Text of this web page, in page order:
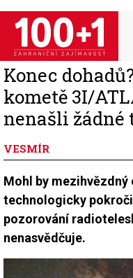
Přejít
hlavnímu
obsahu
Konec
kometě 3I/
nenašli
VESMÍR
Mohl by
technologicky
pozorování
nenasvědčuje.